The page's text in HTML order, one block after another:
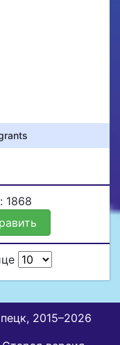
1868
2015–2026